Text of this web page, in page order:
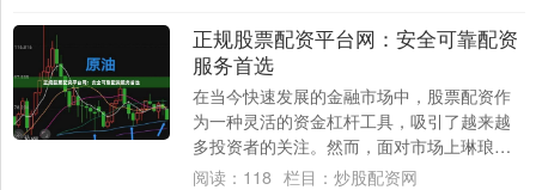
正规股票配资平台网：安全可靠配资
服务首选
在当今快速发展的金融市场中，股票配资作
为一种灵活的资金杠杆工具，吸引了越来越
多投资者的关注。然而，面对市场上琳琅满
目的配资平台，如何选择一个安全可靠的正
阅读： 118 栏目： 炒股配资网